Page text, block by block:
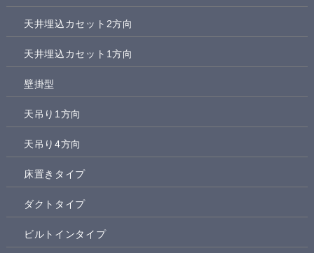
天井埋込カセット2方向
天井埋込カセット1方向
壁掛型
天吊り1方向
天吊り4方向
床置きタイプ
ダクトタイプ
ビルトインタイプ